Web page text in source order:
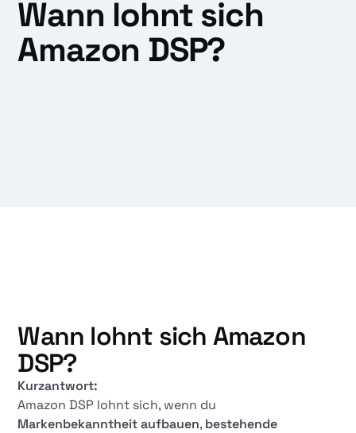
Wann lohnt sich
Amazon DSP?
Wann lohnt sich Amazon
DSP?
Kurzantwort:
Amazon DSP lohnt sich, wenn du
Markenbekanntheit aufbauen, bestehende